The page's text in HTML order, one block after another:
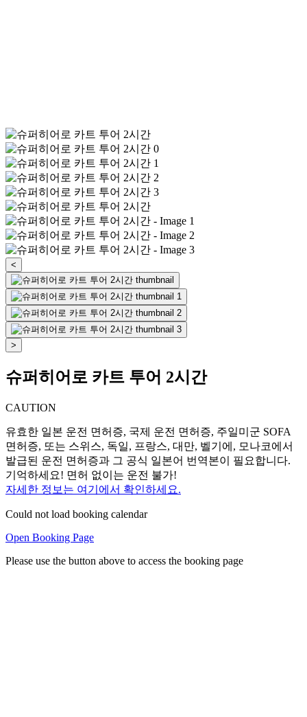
<
>
슈퍼히어로 카트 투어 2시간
CAUTION
유효한 일본 운전 면허증, 국제 운전 면허증, 주일미군 SOFA
면허증, 또는 스위스, 독일, 프랑스, 대만, 벨기에, 모나코에서
발급된 운전 면허증과 그 공식 일본어 번역본이 필요합니다.
기억하세요! 면허 없이는 운전 불가!
자세한 정보는 여기에서 확인하세요.
Could not load booking calendar
Open Booking Page
Please use the button above to access the booking page